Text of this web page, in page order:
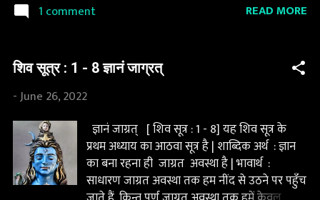
में जाग्रत अवस्था में आप इन स्वप्नों से दूर हो जाते हैं तो
हमारे मन में मौजूद विकल्प ही मूर्त रूप में स्वप्न के रूप
तो कभी प्रेम से, तो कभी वासना से , कभी बीते हुए कल
से, तो कभी आने वाले कल से | रात के समय जो तारे
आपको आकाश में दिखते हैं, वे दिन में भी वहीँ होते हैं,
किन्तु सूर्य के प्रकाश में धूमिल होकर नहीं दिखते| यदि
आप एक गहरे कूए में उतर कर आकाश में देखें तो वह
आपको दिन में भी दिख जायेंगे | ठीक इसी प्रकार आप
1 comment READ MORE
शिव सूत्र : 1 - 8 ज्ञानं जाग्रत्
-June 26, 2022
ज्ञानं जाग्रत् [ शिव सूत्र : 1 - 8] यह शिव सूत्र के
प्रथम अध्याय का आठवा सूत्र है | शाब्दिक अर्थ : ज्ञान
का बना रहना ही जाग्रत अवस्था है | भावार्थ :
साधारण जाग्रत अवस्था तक हम नींद से उठने पर पहुँच